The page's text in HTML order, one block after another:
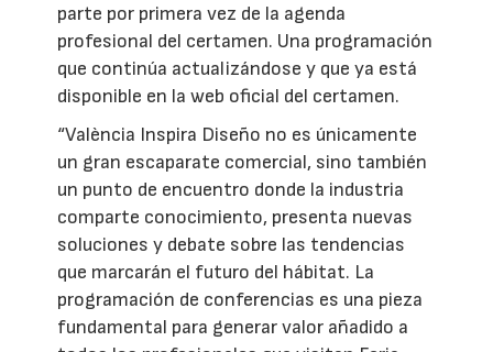
parte por primera vez de la agenda
profesional del certamen. Una programación
que continúa actualizándose y que ya está
disponible en la web oficial del certamen.
“València Inspira Diseño no es únicamente
un gran escaparate comercial, sino también
un punto de encuentro donde la industria
comparte conocimiento, presenta nuevas
soluciones y debate sobre las tendencias
que marcarán el futuro del hábitat. La
programación de conferencias es una pieza
fundamental para generar valor añadido a